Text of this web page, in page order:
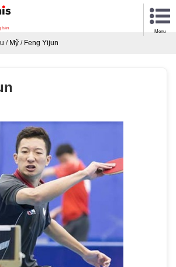
bàn
Menu
/ Mỹ / Feng Yijun